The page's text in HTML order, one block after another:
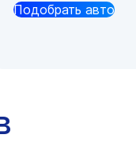
Подобрать авто